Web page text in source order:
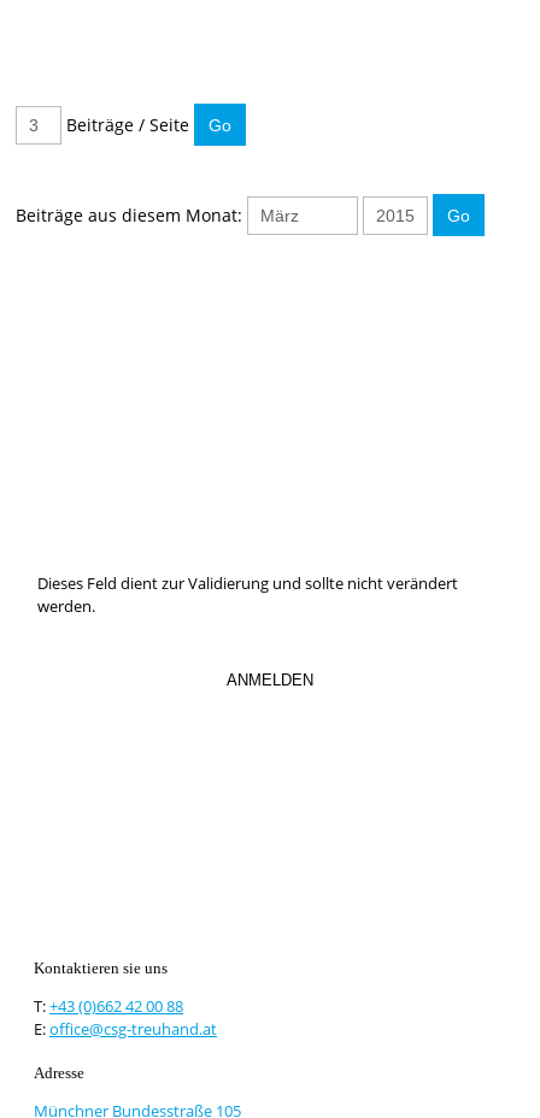
Beiträge / Seite
Beiträge aus diesem Monat:
Dieses Feld dient zur Validierung und sollte nicht verändert
werden.
Kontaktieren sie uns
T:+43 (0)662 42 00 88
E:office@csg-treuhand.at
Adresse
Münchner Bundesstraße 105